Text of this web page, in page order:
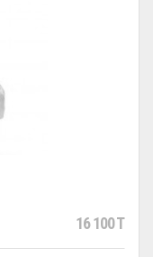
16 100 T